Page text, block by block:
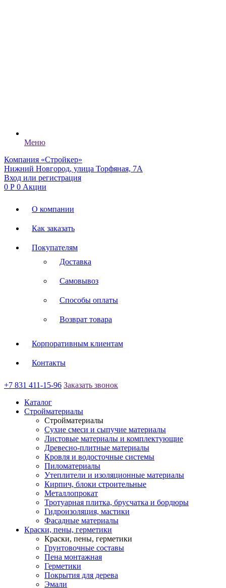
Меню
Компания «Стройкер»
Нижний Новгород, улица Торфяная, 7А
Вход или регистрация
0 Р 0 Акции
О компании
Как заказать
Покупателям
Доставка
Самовывоз
Способы оплаты
Возврат товара
Корпоративным клиентам
Контакты
+7 831 411-15-96 Заказать звонок
Каталог
Стройматериалы
Стройматериалы
Сухие смеси и сыпучие материалы
Листовые материалы и комплектующие
Древесно-плитные материалы
Кровля и водосточные системы
Пиломатериалы
Утеплители и изоляционные материалы
Кирпич, блоки строительные
Металлопрокат
Тротуарная плитка, брусчатка и бордюры
Гидроизоляция, мастики
Фасадные материалы
Краски, пены, герметики
Краски, пены, герметики
Грунтовочные составы
Пена монтажная
Герметики
Покрытия для дерева
Эмали